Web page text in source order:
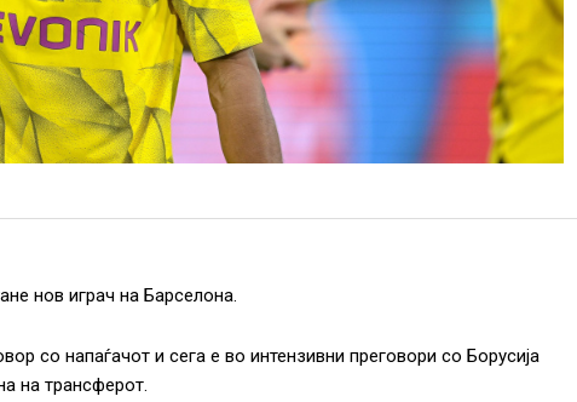
нов играч на Барселона.
со напаѓачот и сега е во интензивни преговори со Борусија
на трансферот.